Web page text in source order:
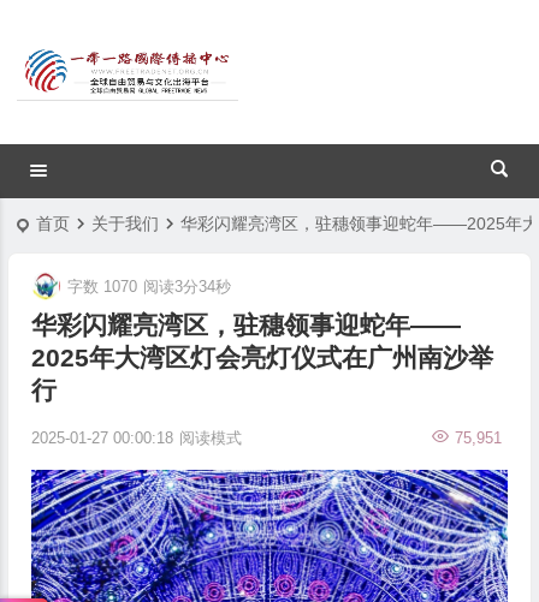
首页 关于我们 华彩闪耀亮湾区，驻穗领事迎蛇年——2025年
华彩闪耀亮湾区，驻穗领事迎蛇年——
2025年大湾区灯会亮灯仪式在广州南沙举
行
2025-01-27 00:00:18 75,951
字数 1070 阅读3分34秒
阅读模式